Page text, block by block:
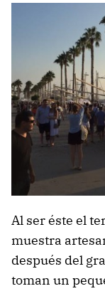
Zoco en Muelle
Al ser éste el
muestra
después del
toman un